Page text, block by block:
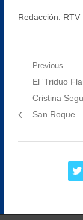
Redacción: RTV
entradas
Previous
Previous
post:
El ‘Triduo
Cristina
San Roque